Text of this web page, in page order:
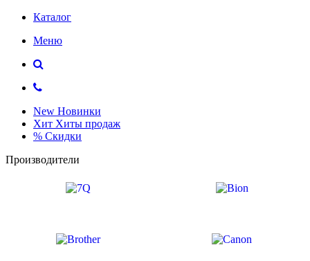
Каталог
Меню
New Новинки
Хит Хиты продаж
% Скидки
Производители